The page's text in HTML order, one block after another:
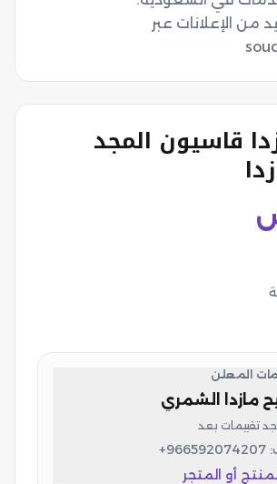
من الإعلانات عبر
قاسيون المجد
المعلن
مازدا الشمري
تقييمات بعد
+966592074207
أو المتجر